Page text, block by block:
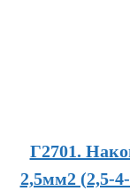
Г2701.
2,5мм2 (2,5-